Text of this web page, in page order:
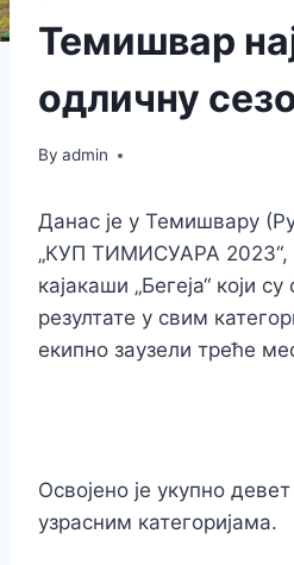
Темишвар
одличну
By admin
Данас је у Темишвару
„КУП ТИМИСУАРА 2023“,
кајакаши „Бегеја“ који
резултате у свим
екипно заузели треће
Освојено је укупно
узрасним категоријама.